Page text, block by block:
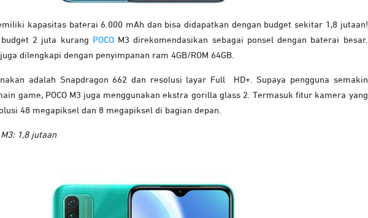
kapasitas baterai 6.000 mAh dan bisa didapatkan dengan budget sekitar 1,8 jutaan!
2 juta kurang POCOM3 direkomendasikan sebagai ponsel dengan baterai besar.
dilengkapi dengan penyimpanan ram 4GB/ROM 64GB.
adalah Snapdragon 662 dan resolusi layar Full HD+. Supaya pengguna semakin
game, POCO M3 juga menggunakan ekstra gorilla glass 2. Termasuk fitur kamera yang
48 megapiksel dan 8 megapiksel di bagian depan.
1,8 jutaan